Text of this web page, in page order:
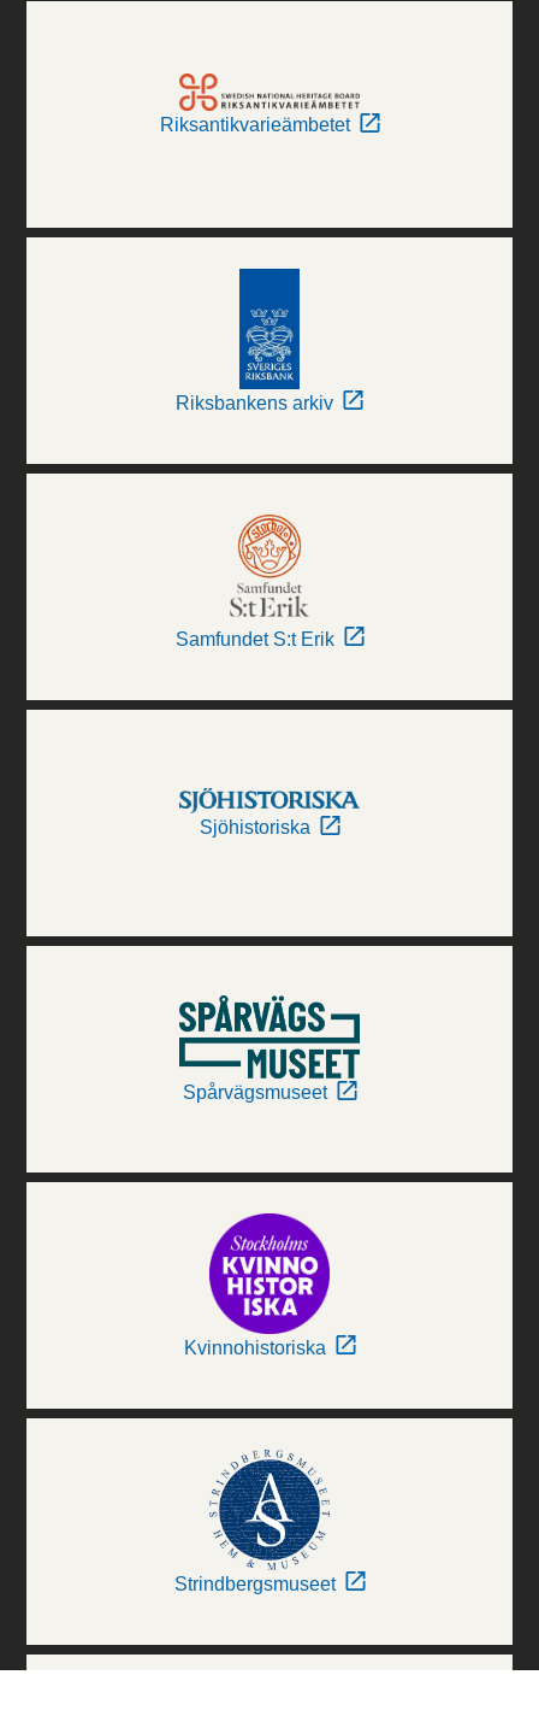
Riksantikvarieämbetet
Riksbankens arkiv
Samfundet S:t Erik
Sjöhistoriska
Spårvägsmuseet
Kvinnohistoriska
Strindbergsmuseet